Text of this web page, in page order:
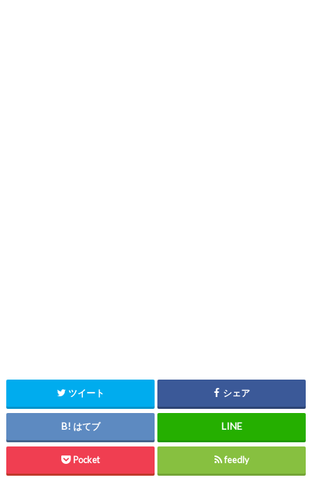
ツイート シェア
はてブ
Pocket feedly